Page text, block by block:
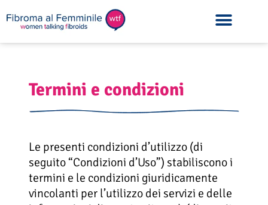
to
Termini e condizioni
Le presenti condizioni d’utilizzo (di
seguito “Condizioni d’Uso”) stabiliscono i
termini e le condizioni giuridicamente
vincolanti per l’utilizzo dei servizi e delle